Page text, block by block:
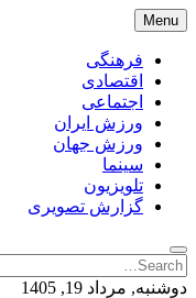
Skip
to
content
Menu
فرهنگی
اقتصادی
اجتماعی
ورزش ایران
ورزش جهان
سینما
تلویزیون
گزارش تصویری
Search
for:
Search
دوشنبه, مرداد 19, 1405